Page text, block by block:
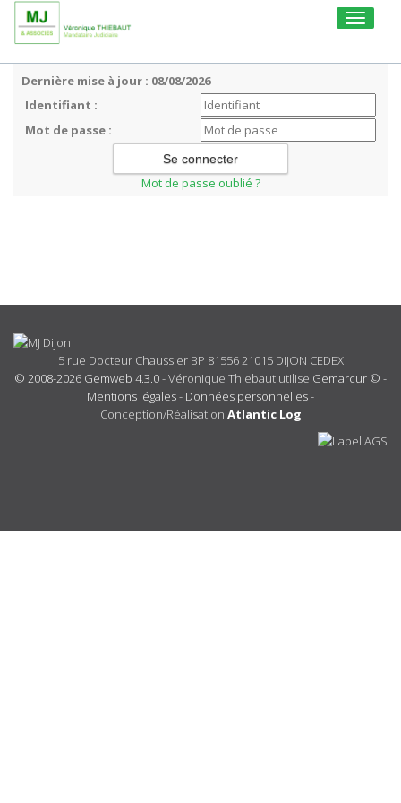
Toggle
Dernière mise à jour : 08/08/2026
Identifiant :
Mot de passe :
Mot de passe oublié ?
5 rue Docteur Chaussier BP 81556 21015 DIJON CEDEX
© 2008-2026 Gemweb 4.3.0- Véronique Thiebaut utilise Gemarcur © -
Mentions légales- Données personnelles-
Conception/Réalisation Atlantic Log